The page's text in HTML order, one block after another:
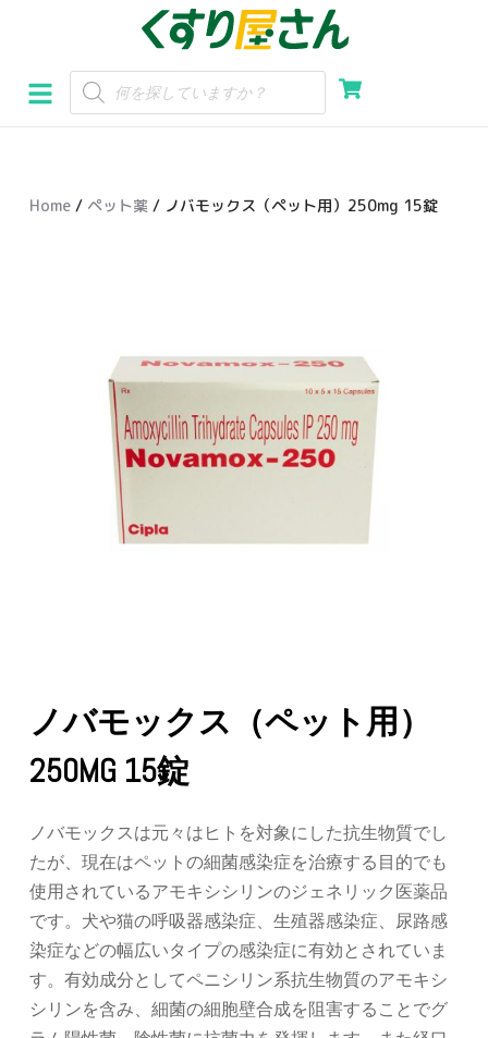
ン
テ
スHome / ペット薬 / ノバモックス（ペット用）250mg 15錠
ノバモックス（ペット用）
250MG 15錠
ノバモックスは元々はヒトを対象にした抗生物質でし
たが、現在はペットの細菌感染症を治療する目的でも
使用されているアモキシシリンのジェネリック医薬品
です。犬や猫の呼吸器感染症、生殖器感染症、尿路感
染症などの幅広いタイプの感染症に有効とされていま
す。有効成分としてペニシリン系抗生物質のアモキシ
シリンを含み、細菌の細胞壁合成を阻害することでグ